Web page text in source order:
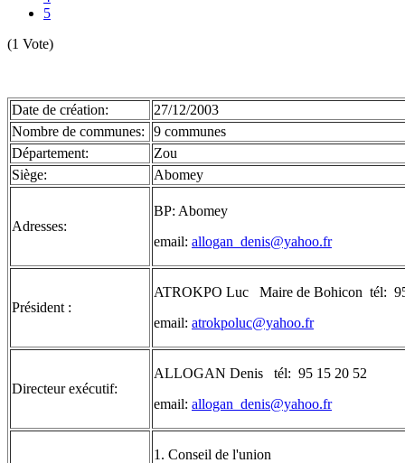
5
(1 Vote)
Date de création:
27/12/2003
Nombre de communes:
9 communes
Département:
Zou
Siège:
Abomey
Adresses:
BP: Abomey
email: allogan_denis@yahoo.fr
Président :
ATROKPO Luc Maire de Bohicon tél:
email: atrokpoluc@yahoo.fr
Directeur exécutif:
ALLOGAN Denis tél: 95 15 20 52
email: allogan_denis@yahoo.fr
1. Conseil de l'union